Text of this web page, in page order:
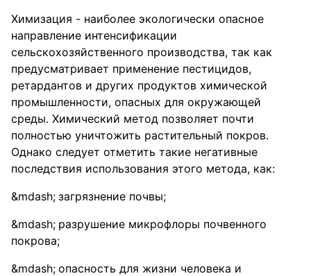
Химизация - наиболее экологически опасное
направление интенсификации
сельскохозяйственного производства, так как
предусматривает применение пестицидов,
ретардантов и других продуктов химической
промышленности, опасных для окружающей
среды. Химический метод позволяет почти
полностью уничтожить растительный покров.
Однако следует отметить такие негативные
последствия использования этого метода, как:
загрязнение почвы;
разрушение микрофлоры почвенного
покрова;
опасность для жизни человека и